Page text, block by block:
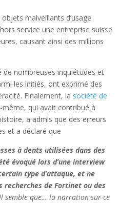
malveillants d’usage
service une entreprise suisse
causant ainsi des millions
de nombreuses inquiétudes et
les initiés, ont exprimé des
Finalement, la société de
qui avait contribué à
a admis que des erreurs
et a déclaré que
à dents utilisées dans des
évoqué lors d’une interview
type d’attaque, et ne
recherches de Fortinet ou des
semble que… la narration sur ce